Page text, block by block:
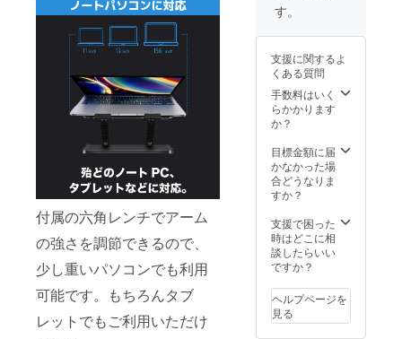
付属の六角レンチでアーム
の強さを調節できるので、
少し重いパソコンでも利用
可能です。もちろんタブ
レットでもご利用いただけ
※製造状
り出荷
時期が
遅れる
場合、
早急に
致しま
す。
す。
支援に関するよ
くある質問
手数料はいく
らかかります
か？
目標金額に届
かなかった場
合どうなりま
すか？
支援で困った
時はどこに相
談したらいい
ですか？
ヘルプページを
見る